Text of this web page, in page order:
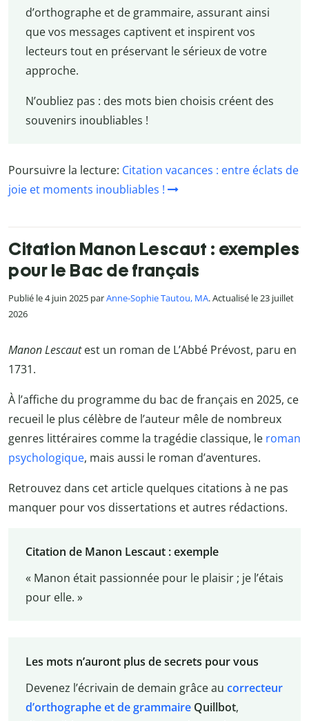
d’orthographe et de grammaire, assurant ainsi
que vos messages captivent et inspirent vos
lecteurs tout en préservant le sérieux de votre
approche.
N’oubliez pas : des mots bien choisis créent des
souvenirs inoubliables !
Poursuivre la lecture: Citation vacances : entre éclats de
joie et moments inoubliables !
Citation Manon Lescaut : exemples
pour le Bac de français
Publié le 4 juin 2025 parAnne-Sophie Tautou, MA. Actualisé le 23 juillet
2026
Manon Lescautest un roman de L’Abbé Prévost, paru en
1731.
À l’affiche du programme du bac de français en 2025, ce
recueil le plus célèbre de l’auteur mêle de nombreux
genres littéraires comme la tragédie classique, le roman
psychologique, mais aussi le roman d’aventures.
Retrouvez dans cet article quelques citations à ne pas
manquer pour vos dissertations et autres rédactions.
Citation de Manon Lescaut : exemple
« Manon était passionnée pour le plaisir ; je l’étais
pour elle. »
Les mots n’auront plus de secrets pour vous
Devenez l’écrivain de demain grâce au correcteur
d’orthographe et de grammaire Quillbot,